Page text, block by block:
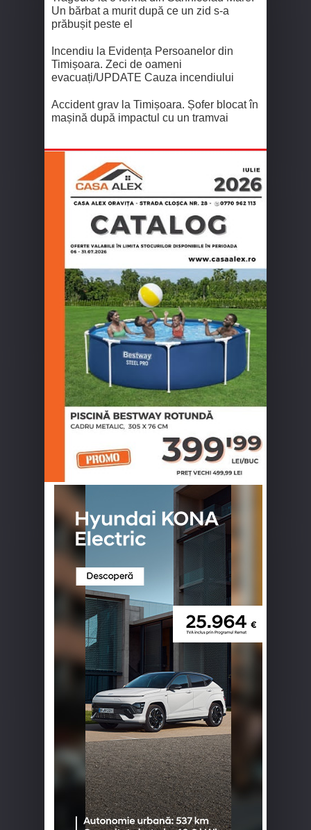
Un bărbat a murit după ce un zid s-a
prăbușit peste el
Incendiu la Evidența Persoanelor din
Timișoara. Zeci de oameni
evacuați/UPDATE Cauza incendiului
Accident grav la Timișoara. Șofer blocat în
mașină după impactul cu un tramvai